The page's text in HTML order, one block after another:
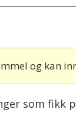
og kan
som fikk